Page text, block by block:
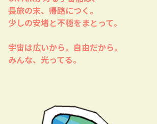
長旅の末、帰路につく。
少しの安堵と不穏をまとって。
宇宙は広いから。自由だから。
みんな、光ってる。